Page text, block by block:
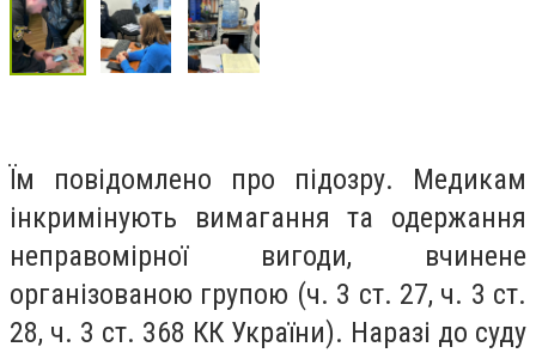
Їм повідомлено про підозру. Медикам
інкримінують вимагання та одержання
неправомірної вигоди, вчинене
організованою групою (ч. 3 ст. 27, ч. 3 ст.
28, ч. 3 ст. 368 КК України). Наразі до суду